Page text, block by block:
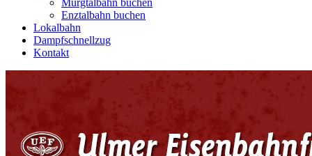
Murgtalbahn buchen
Enztalbahn buchen
Lokalbahn
Dampfschnellzug
Kontakt